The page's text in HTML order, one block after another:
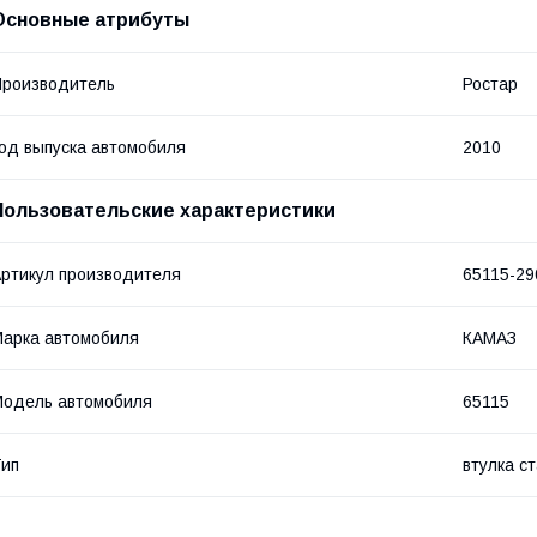
атрибуты
Ростар
выпуска автомобиля 2010
характеристики
производителя 65115-
автомобиля КАМАЗ
автомобиля 65115
втулка